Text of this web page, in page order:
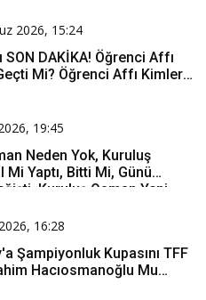
2026, 15:24
SON DAKİKA! Öğrenci Affı
Mi? Öğrenci Affı Kimleri
19:45
Neden Yok, Kuruluş
Mi Yaptı, Bitti Mi, Günü
Kuruluş Osman Yeni
16:28
Şampiyonluk Kupasını TFF
Hacıosmanoğlu Mu